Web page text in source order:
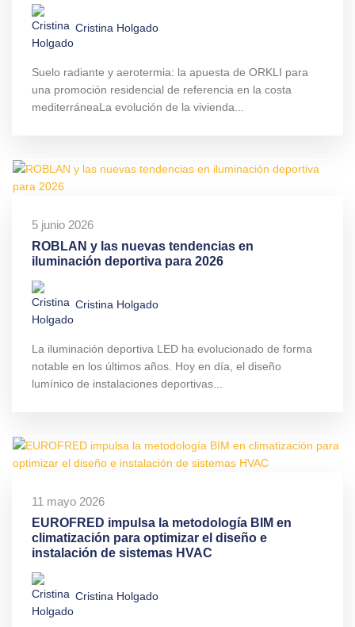
Cristina Holgado
Suelo radiante y aerotermia: la apuesta de ORKLI para
una promoción residencial de referencia en la costa
mediterráneaLa evolución de la vivienda...
5 junio 2026
ROBLAN y las nuevas tendencias en
iluminación deportiva para 2026
Cristina Holgado
La iluminación deportiva LED ha evolucionado de forma
notable en los últimos años. Hoy en día, el diseño
lumínico de instalaciones deportivas...
11 mayo 2026
EUROFRED impulsa la metodología BIM en
climatización para optimizar el diseño e
instalación de sistemas HVAC
Cristina Holgado